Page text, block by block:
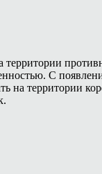
С
на территории